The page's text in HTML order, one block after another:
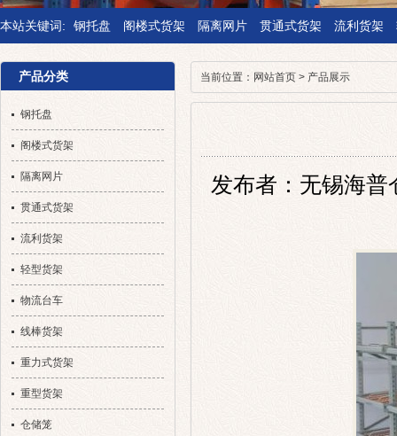
本站关键词: 钢托盘 阁楼式货架 隔离网片 贯通式货架 流利货架
当前位置： 网站首页 > 产品展示
发布者：无锡海
产品分类
钢托盘
阁楼式货架
隔离网片
贯通式货架
流利货架
轻型货架
物流台车
线棒货架
重力式货架
重型货架
仓储笼